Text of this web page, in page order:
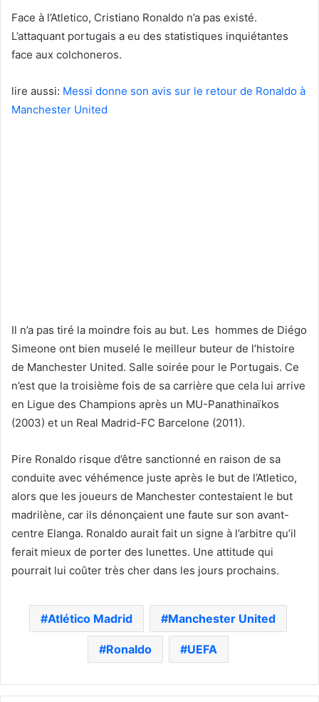
Face à l’Atletico, Cristiano Ronaldo n’a pas existé.
L’attaquant portugais a eu des statistiques inquiétantes
face aux colchoneros.
lire aussi: Messi donne son avis sur le retour de Ronaldo à
Manchester United
Il n’a pas tiré la moindre fois au but. Les hommes de Diégo
Simeone ont bien muselé le meilleur buteur de l’histoire
de Manchester United. Salle soirée pour le Portugais. Ce
n’est que la troisième fois de sa carrière que cela lui arrive
en Ligue des Champions après un MU-Panathinaïkos
(2003) et un Real Madrid-FC Barcelone (2011).
Pire Ronaldo risque d’être sanctionné en raison de sa
conduite avec véhémence juste après le but de l’Atletico,
alors que les joueurs de Manchester contestaient le but
madrilène, car ils dénonçaient une faute sur son avant-
centre Elanga. Ronaldo aurait fait un signe à l’arbitre qu’il
ferait mieux de porter des lunettes. Une attitude qui
pourrait lui coûter très cher dans les jours prochains.
Atlético Madrid Manchester United
Ronaldo UEFA